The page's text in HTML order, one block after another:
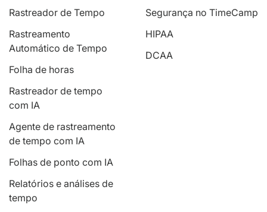
Rastreador de Tempo
Rastreamento
Automático de Tempo
Folha de horas
Rastreador de tempo
com IA
Agente de rastreamento
de tempo com IA
Folhas de ponto com IA
Relatórios e análises de
tempo
Segurança no TimeCamp
HIPAA
DCAA